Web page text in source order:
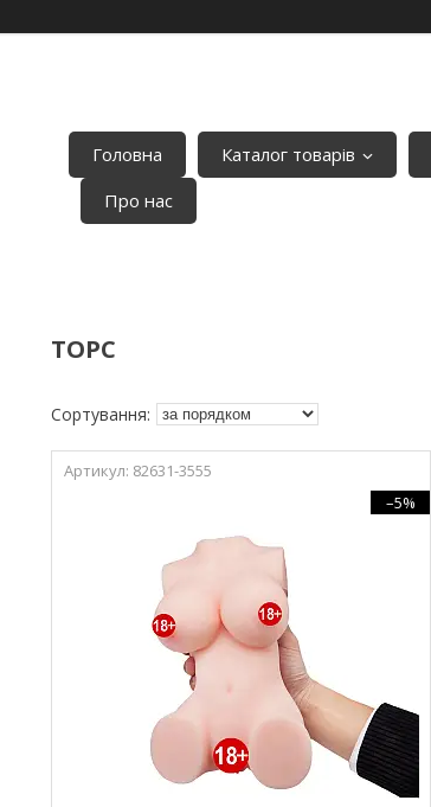
Головна Каталог товарів
Про нас
ТОРС
82631-3555
–5%